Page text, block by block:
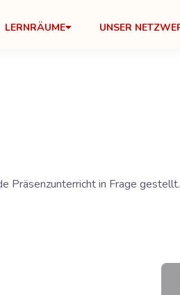
LERNRÄUME UNSER
Präsenzunterricht in Frage